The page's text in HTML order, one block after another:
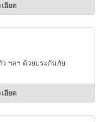
อียด
ฯลฯ ด้วยประกันภัย
อียด